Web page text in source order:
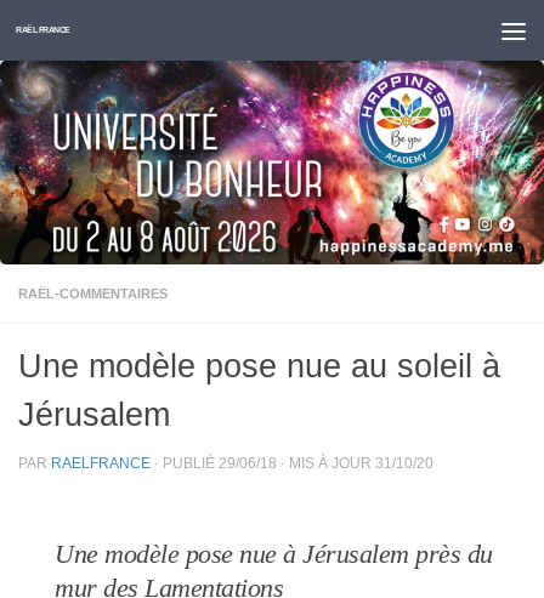
Skip to content
RAËL FRANCE
RAËL-COMMENTAIRES
Une modèle pose nue au soleil à
Jérusalem
PAR RAELFRANCE · PUBLIÉ 29/06/18 · MIS À JOUR 31/10/20
Une modèle pose nue à Jérusalem près du
mur des Lamentations